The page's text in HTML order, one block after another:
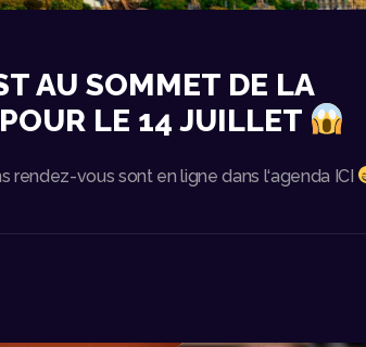
AU SOMMET DE LA
LE 14 JUILLET
rendez-vous sont en ligne dans l‘agenda ICI